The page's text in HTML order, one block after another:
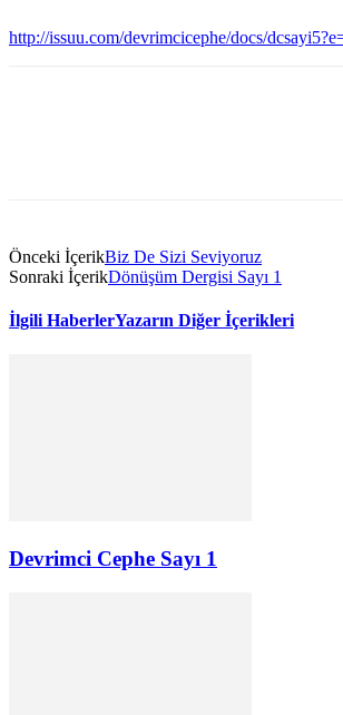
http://issuu.com/devrimcicephe/docs/
Önceki İçerikBiz De Sizi Seviyoruz
Sonraki İçerikDönüşüm Dergisi Sayı 1
İlgili HaberlerYazarın Diğer İçerikleri
Devrimci Cephe Sayı 1